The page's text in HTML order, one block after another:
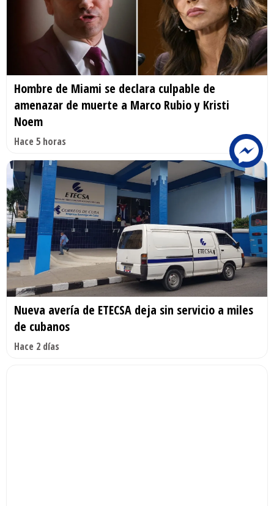
Hombre de Miami se declara culpable de
amenazar de muerte a Marco Rubio y Kristi
Noem
Hace 5 horas
Nueva avería de ETECSA deja sin servicio a miles
de cubanos
Hace 2 días